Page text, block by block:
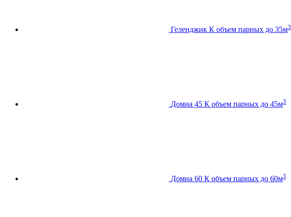
Геленджик К объем парных до 35м3
Домна 45 К объем парных до 45м3
Домна 60 К объем парных до 60м3